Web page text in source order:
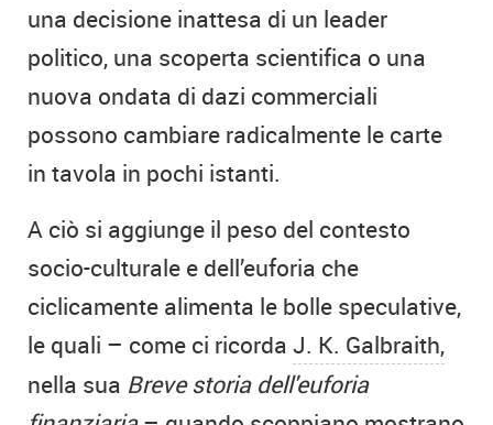
una decisione inattesa di un leader
politico, una scoperta scientifica o una
nuova ondata di dazi commerciali
possono cambiare radicalmente le carte
in tavola in pochi istanti.
A ciò si aggiunge il peso del contesto
socio-culturale e dell’euforia che
ciclicamente alimenta le bolle speculative,
le quali – come ci ricorda J. K. Galbraith,
nella sua Breve storia dell'euforia